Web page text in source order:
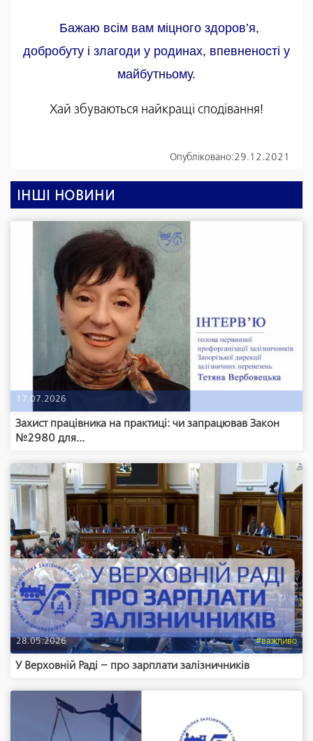
Бажаю всім вам міцного здоров’я,
добробуту і злагоди у родинах, впевненості у
майбутньому.
Хай збуваються найкращі сподівання!
Опубліковано:29.12.2021
ІНШІ НОВИНИ
17.07.2026
Захист працівника на практиці: чи запрацював Закон
№2980 для...
28.05.2026 #важливо
У Верховній Раді – про зарплати залізничників